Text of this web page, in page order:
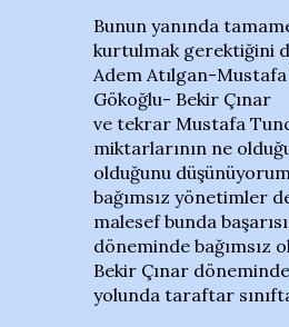
Bunun yanında
kurtulmak gerektiğini
Adem Atılgan-
Gökoğlu- Bekir Çınar
ve tekrar Mustafa
miktarlarının ne
olduğunu
bağımsız yönetimler
malesef bunda
döneminde bağımsız
Bekir Çınar
yolunda taraftar